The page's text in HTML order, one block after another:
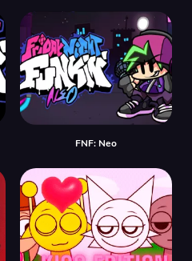
FNF: Neo